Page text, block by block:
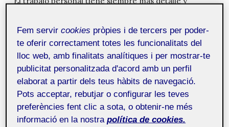
freelance y lo dejé cuando vine para Barcelona a
trabajar en Vasava y ahora enDoubleyou.
Mosaic:Háblanos un poco sobre la creación de tu
portafolio online.
Z.P.:Empezó como autocrítica personal, pero también
quería dar a conocer a los demás lo que hago. Va
cambiando a medida que me dejan respirar.
Fem servircookies pròpies i de tercers per poder-
te oferir correctament totes les funcionalitats del
lloc web, amb finalitats analítiques i per mostrar-te
publicitat personalitzada d'acord amb un perfil
elaborat a partir dels teus hàbits de navegació.
Pots acceptar, rebutjar o configurar les teves
preferències fent clic a sota, o obtenir-ne més
informació en la nostra política de cookies.